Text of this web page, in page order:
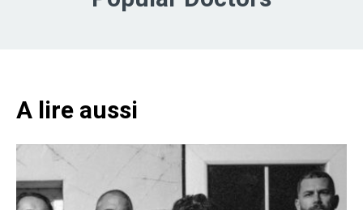
A lire aussi